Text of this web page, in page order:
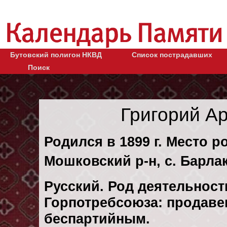
Бутовский полигон НКВД
Список пострадавших
Поиск
Григорий
Родился в 1899 г. Место
Мошковский р-н, с.
Русский. Род
Горпотребсоюза:
беспартийным.